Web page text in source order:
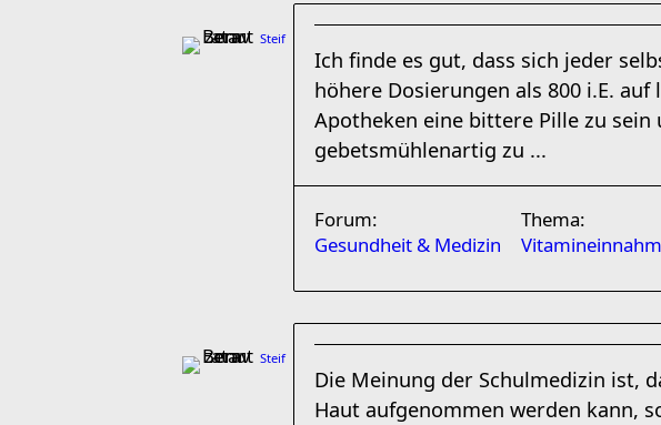
Steif
Ich finde es gut, dass sich jeder
höhere Dosierungen als 800 i.E.
Apotheken eine bittere Pille zu
gebetsmühlenartig zu ...
Forum:
Gesundheit & Medizin
Thema:
Steif
Die Meinung der Schulmedizin ist,
Haut aufgenommen werden kann,